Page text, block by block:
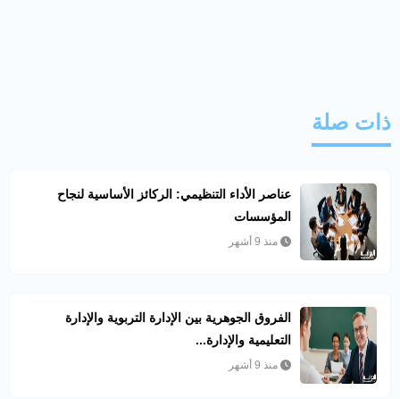
ذات صلة
عناصر الأداء التنظيمي: الركائز الأساسية لنجاح
المؤسسات
منذ 9 أشهر
الفروق الجوهرية بين الإدارة التربوية والإدارة
التعليمية والإدارة...
منذ 9 أشهر